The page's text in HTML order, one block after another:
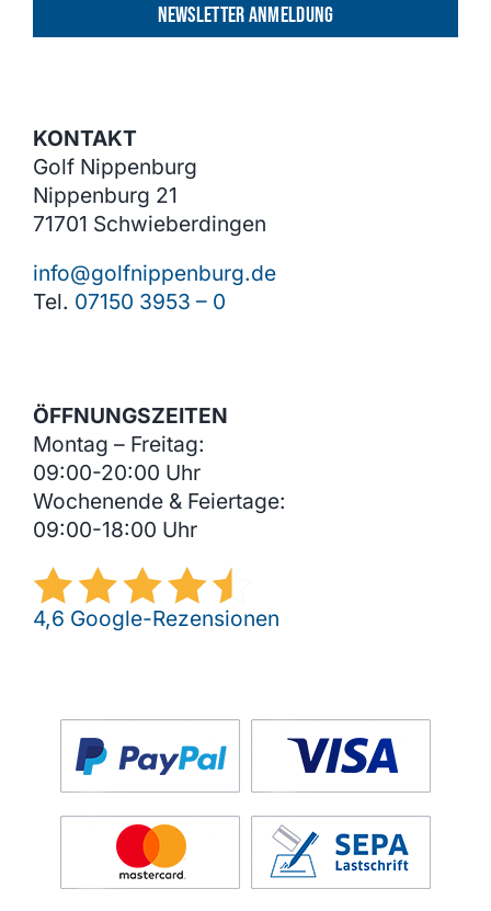
NEWSLETTER ANMELDUNG
KONTAKT
Golf Nippenburg
Nippenburg 21
71701 Schwieberdingen
info@golfnippenburg.de
Tel. 07150 3953 – 0
ÖFFNUNGSZEITEN
Montag – Freitag:
09:00-20:00 Uhr
Wochenende & Feiertage:
09:00-18:00 Uhr
4,6 Google-Rezensionen